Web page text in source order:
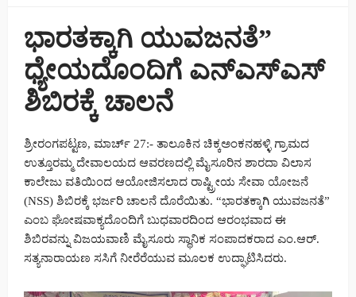
ಭಾರತಕ್ಕಾಗಿ ಯುವಜನತೆ”
ಧ್ಯೇಯದೊಂದಿಗೆ ಎನ್‌ಎಸ್‌ಎಸ್
ಶಿಬಿರಕ್ಕೆ ಚಾಲನೆ
ಶ್ರೀರಂಗಪಟ್ಟಣ, ಮಾರ್ಚ್ 27:- ತಾಲೂಕಿನ ಚಿಕ್ಕಅಂಕನಹಳ್ಳಿ ಗ್ರಾಮದ
ಉತ್ತೂರಮ್ಮ ದೇವಾಲಯದ ಆವರಣದಲ್ಲಿ ಮೈಸೂರಿನ ಶಾರದಾ ವಿಲಾಸ
ಕಾಲೇಜು ವತಿಯಿಂದ ಆಯೋಜಿಸಲಾದ ರಾಷ್ಟ್ರೀಯ ಸೇವಾ ಯೋಜನೆ
(NSS) ಶಿಬಿರಕ್ಕೆ ಭರ್ಜರಿ ಚಾಲನೆ ದೊರೆಯಿತು. “ಭಾರತಕ್ಕಾಗಿ ಯುವಜನತೆ”
ಎಂಬ ಘೋಷವಾಕ್ಯದೊಂದಿಗೆ ಬುಧವಾರದಿಂದ ಆರಂಭವಾದ ಈ
ಶಿಬಿರವನ್ನು ವಿಜಯವಾಣಿ ಮೈಸೂರು ಸ್ಥಾನಿಕ ಸಂಪಾದಕರಾದ ಎಂ.ಆರ್.
ಸತ್ಯನಾರಾಯಣ ಸಸಿಗೆ ನೀರೆರೆಯುವ ಮೂಲಕ ಉದ್ಘಾಟಿಸಿದರು.